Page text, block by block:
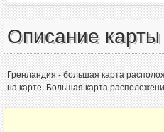
Описание
Гренландия - большая карта
на карте. Большая карта